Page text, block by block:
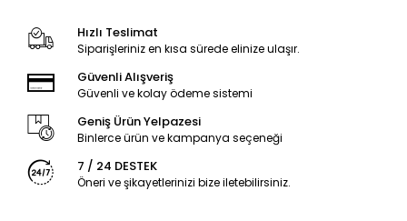
Hızlı Teslimat
Siparişleriniz en kısa sürede elinize ulaşır.
Güvenli Alışveriş
Güvenli ve kolay ödeme sistemi
Geniş Ürün Yelpazesi
Binlerce ürün ve kampanya seçeneği
7 / 24 DESTEK
Öneri ve şikayetlerinizi bize iletebilirsiniz.